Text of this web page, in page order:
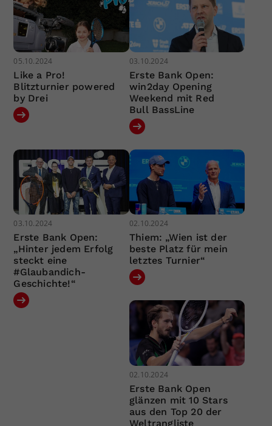
05.10.2024
Like a Pro!
Blitzturnier powered
by Drei
03.10.2024
Erste Bank Open:
win2day Opening
Weekend mit Red
Bull BassLine
03.10.2024
Erste Bank Open:
„Hinter jedem Erfolg
steckt eine
#Glaubandich-
Geschichte!“
02.10.2024
Thiem: „Wien ist der
beste Platz für mein
letztes Turnier“
02.10.2024
Erste Bank Open
glänzen mit 10 Stars
aus den Top 20 der
Weltrangliste